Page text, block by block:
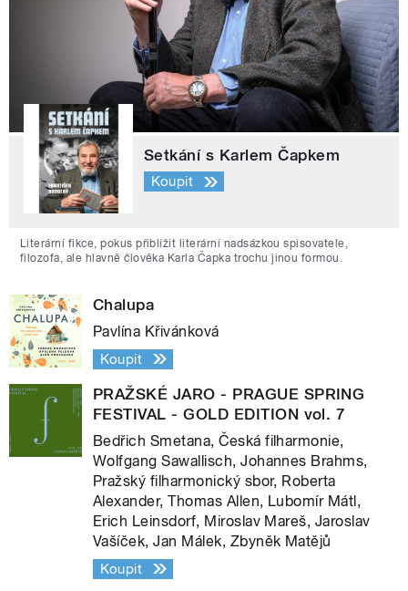
Setkání s Karlem Čapkem
Koupit
Literární fikce, pokus přiblížit literární nadsázkou spisovatele,
filozofa, ale hlavně člověka Karla Čapka trochu jinou formou.
Chalupa
Pavlína Křivánková
Koupit
PRAŽSKÉ JARO - PRAGUE SPRING
FESTIVAL - GOLD EDITION vol. 7
Bedřich Smetana, Česká filharmonie,
Wolfgang Sawallisch, Johannes Brahms,
Pražský filharmonický sbor, Roberta
Alexander, Thomas Allen, Lubomír Mátl,
Erich Leinsdorf, Miroslav Mareš, Jaroslav
Vašíček, Jan Málek, Zbyněk Matějů
Koupit